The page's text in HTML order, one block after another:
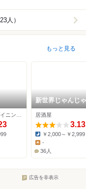
人）
もっと見る
新世界じゃんじ
丁 串かつ 勝大
前店
居酒屋
3.13
Dinner:
￥2,000～￥2,999
Lunch:
-
36人
広告を非表示